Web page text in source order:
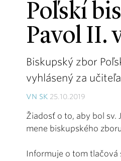
Poľskí
Pavol II.
Biskupský zbor
vyhlásený za
VN SK 25.10.2019
Žiadosť o to, aby bol sv.
mene biskupského
Informuje o tom tlačová